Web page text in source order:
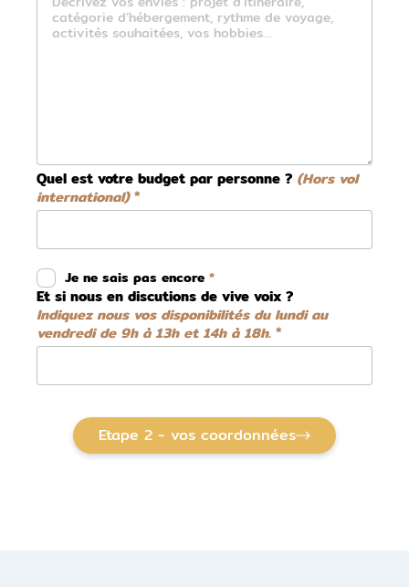
Quel est votre budget par personne ? (Hors vol
international)
Je ne sais pas encore
Et si nous en discutions de vive voix ?
Indiquez nous vos disponibilités du lundi au
vendredi de 9h à 13h et 14h à 18h.
Etape 2 - vos coordonnées